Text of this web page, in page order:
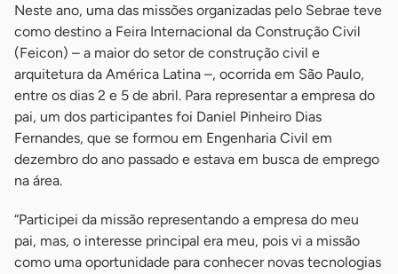
Neste ano, uma das missões organizadas pelo Sebrae teve
como destino a Feira Internacional da Construção Civil
(Feicon) – a maior do setor de construção civil e
arquitetura da América Latina –, ocorrida em São Paulo,
entre os dias 2 e 5 de abril. Para representar a empresa do
pai, um dos participantes foi Daniel Pinheiro Dias
Fernandes, que se formou em Engenharia Civil em
dezembro do ano passado e estava em busca de emprego
na área.
“Participei da missão representando a empresa do meu
pai, mas, o interesse principal era meu, pois vi a missão
como uma oportunidade para conhecer novas tecnologias